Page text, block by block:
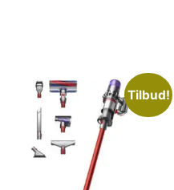
Tilbud!